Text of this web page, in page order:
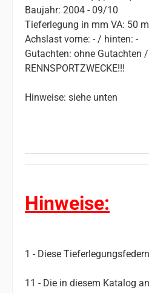
Baujahr: 2004 - 09/10
Tieferlegung in mm VA: 50
Achslast vorne: - / hinten: -
Gutachten: ohne Gutachten /
RENNSPORTZWECKE!!!
Hinweise: siehe unten
Hinweise:
1 - Diese
11 - Die in diesem Katalog